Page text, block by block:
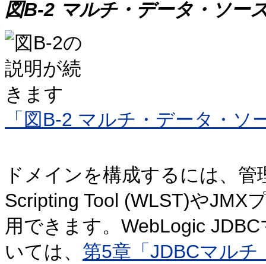
図B-2 マルチ・データ・ソー
「図B-2 マルチ・データ・ソ
ドメインを構成するには、
Scripting Tool (WLST)やJMX
用できます。WebLogic
いては、 第5章「JDBCマル